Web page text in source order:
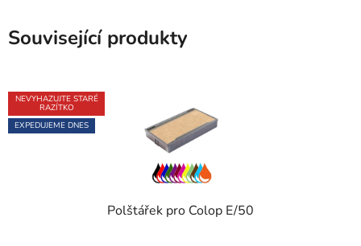
Související produkty
NEVYHAZUJTE STARÉ
RAZÍTKO
EXPEDUJEME DNES
Polštářek pro Colop E/50